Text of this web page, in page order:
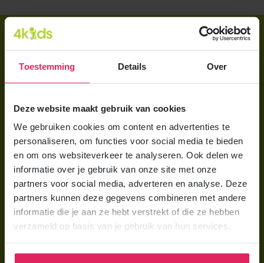
Toestemming Details Over
Deze website maakt gebruik van cookies
We gebruiken cookies om content en advertenties te
personaliseren, om functies voor social media te bieden
en om ons websiteverkeer te analyseren. Ook delen we
informatie over je gebruik van onze site met onze
partners voor social media, adverteren en analyse. Deze
partners kunnen deze gegevens combineren met andere
informatie die je aan ze hebt verstrekt of die ze hebben
verzameld op basis van je gebruik van hun services.
Direct regelen
Brochure aanvragen
Voor ouders
Wat is gastouderopvang?
Wat kost een gastouder?
Hoe vind ik een gastouder?
Gastouder worden bij 4Kids